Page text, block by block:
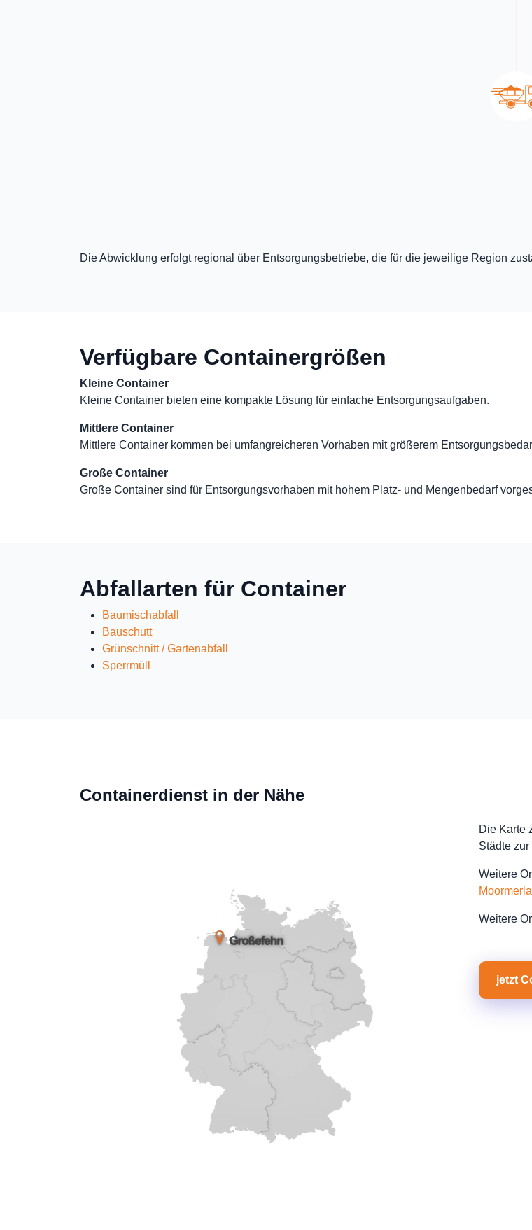
Die Abwicklung erfolgt regional über Entsorgungsbetriebe, die für die jeweilige Region
Verfügbare Containergrößen
Kleine Container
Kleine Container bieten eine kompakte Lösung für einfache Entsorgungsaufgaben.
Mittlere Container
Mittlere Container kommen bei umfangreicheren Vorhaben mit größerem
Große Container
Große Container sind für Entsorgungsvorhaben mit hohem Platz- und Mengenbedarf
Abfallarten für Container
Baumischabfall
Bauschutt
Grünschnitt / Gartenabfall
Sperrmüll
Containerdienst in der Nähe
Die Karte
Städte
Weitere
Weitere
jetzt